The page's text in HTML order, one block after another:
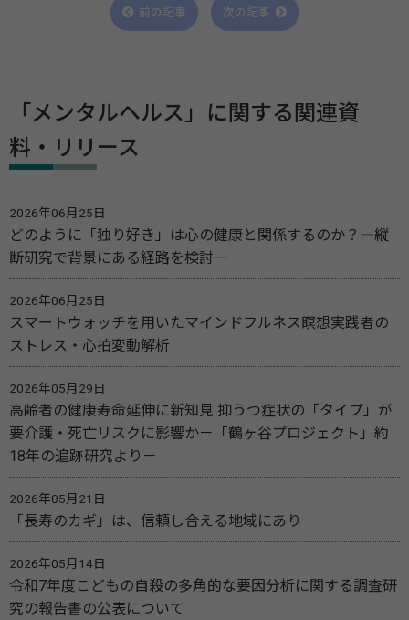
前の記事 次の記事
「メンタルヘルス」に関する関連資
料・リリース
2026年06月25日
どのように「独り好き」は心の健康と関係するのか？―縦
断研究で背景にある経路を検討―
2026年06月25日
スマートウォッチを用いたマインドフルネス瞑想実践者の
ストレス・心拍変動解析
2026年05月29日
高齢者の健康寿命延伸に新知見 抑うつ症状の「タイプ」が
要介護・死亡リスクに影響か－「鶴ヶ谷プロジェクト」約
18年の追跡研究より－
2026年05月21日
「長寿のカギ」は、信頼し合える地域にあり
2026年05月14日
令和7年度こどもの自殺の多角的な要因分析に関する調査研
究の報告書の公表について